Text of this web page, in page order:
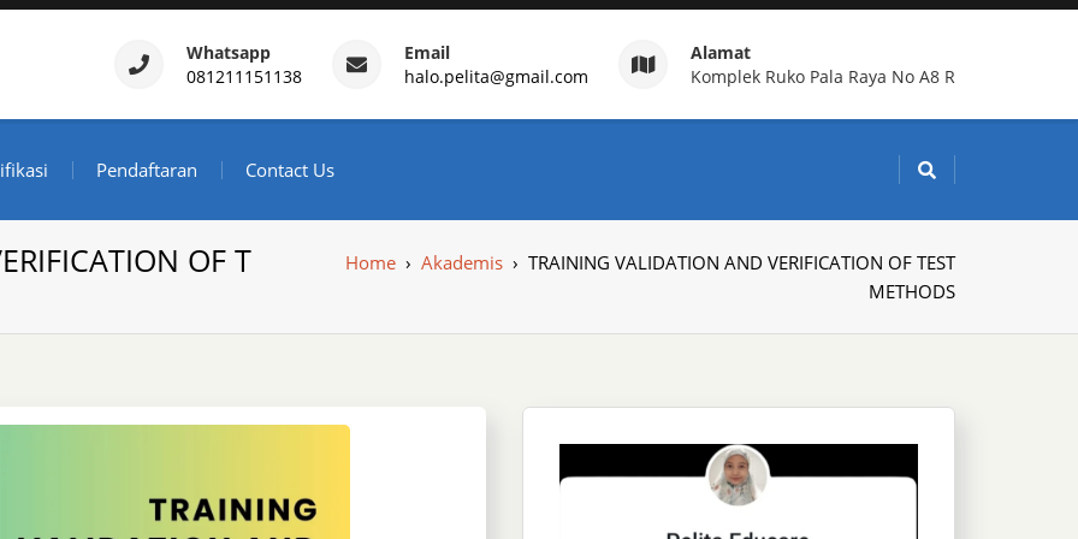
– Daftar Training Indonesia
Whatsapp
081211151138
Email
halo.pelita@gmail.com
Alamat
Komplek Ruko Pala Raya No A8 R
Pendaftaran Contact Us
OF T Home › Akademis › TRAINING VALIDATION AND VERIFICATION OF TEST
METHODS